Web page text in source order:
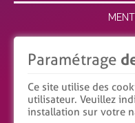
Paramétrage
Ce site utilise des
utilisateur. Veuillez
installation sur votre
POLITIQUE